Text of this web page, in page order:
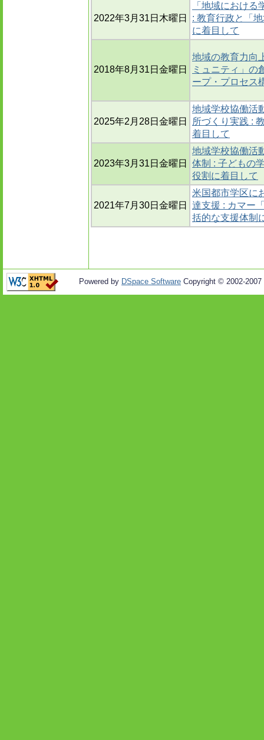
2022年3月31日木曜日
「地域におけ
: 教育行政と「
に着目して
2018年8月31日金曜日
地域の教育力向
ミュニティ」の
ープ・プロセス
2025年2月28日金曜日
地域学校協働活
所づくり実践 :
着目して
2023年3月31日金曜日
地域学校協働活
体制 : 子どもの
役割に着目して
2021年7月30日金曜日
米国都市学区に
達支援 : カマー
括的な支援体制
Powered by DSpace Software Copyright © 2002-2007